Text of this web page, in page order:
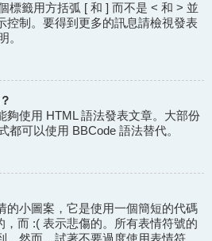
標籤用方括弧 [ 和 ] 而不是 < 和 > 並
控制。要得到更多的訊息請檢視發表
。
夠使用 HTML 語法發表文章。大部份
都可以使用 BBCode 語法替代。
的小圖案，它是使用一個簡短的代碼
，而 :( 表示悲傷的。所有表情符號的